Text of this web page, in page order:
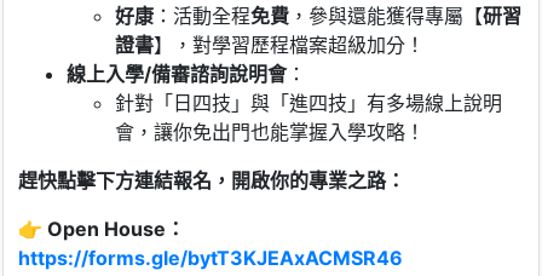
好康 ：活動全程免費 ，參與還能獲得專屬【研習
證書】，對學習歷程檔案超級加分！
線上入學/備審諮詢說明會：
針對「日四技」與「進四技」有多場線上說明
會，讓你免出門也能掌握入學攻略！
趕快點擊下方連結報名，開啟你的專業之路：
👉 Open House ：
https://forms.gle/bytT3KJEAxACMSR46